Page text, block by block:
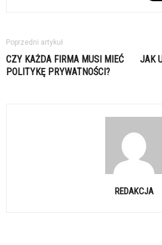
Poprzedni artykuł
CZY KAŻDA FIRMA MUSI MIEĆ
POLITYKĘ PRYWATNOŚCI?
JAK
REDAKCJA